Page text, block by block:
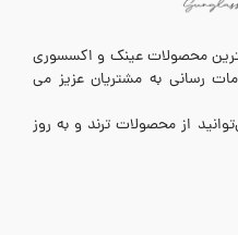
محصولات عینک و اکسسوری
رسانی به مشتریان عزیز می
از محصولات ترند و به روز